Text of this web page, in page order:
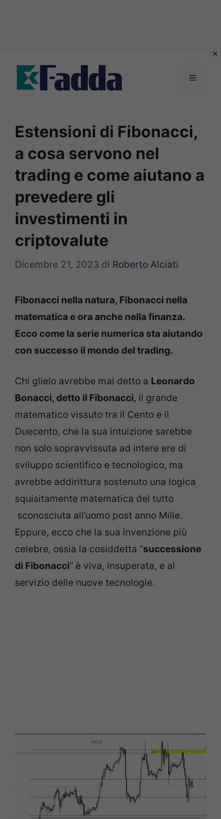
contenuto
Menu
Estensioni di Fibonacci,
a cosa servono nel
trading e come aiutano a
prevedere gli
investimenti in
criptovalute
Dicembre 21, 2023 di Roberto Alciati
Fibonacci nella natura, Fibonacci nella
matematica e ora anche nella finanza.
Ecco come la serie numerica sta aiutando
con successo il mondo del trading.
Chi glielo avrebbe mai detto a Leonardo
Bonacci, detto il Fibonacci, il grande
matematico vissuto tra il Cento e il
Duecento, che la sua intuizione sarebbe
non solo sopravvissuta ad intere ere di
sviluppo scientifico e tecnologico, ma
avrebbe addirittura sostenuto una logica
squisitamente matematica del tutto
sconosciuta all’uomo post anno Mille.
Eppure, ecco che la sua invenzione più
celebre, ossia la cosiddetta “successione
di Fibonacci” è viva, insuperata, e al
servizio delle nuove tecnologie.